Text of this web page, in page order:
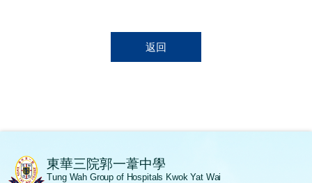
返回
東華三院郭一葦中學
Tung Wah Group of Hospitals Kwok Yat Wai